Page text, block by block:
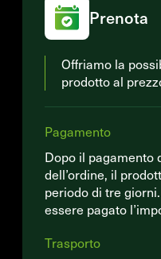
Prenota
Offriamo la
prodotto al
Pagamento
Dopo il pagamento
dell’ordine, il
periodo di tre
essere pagato
Trasporto